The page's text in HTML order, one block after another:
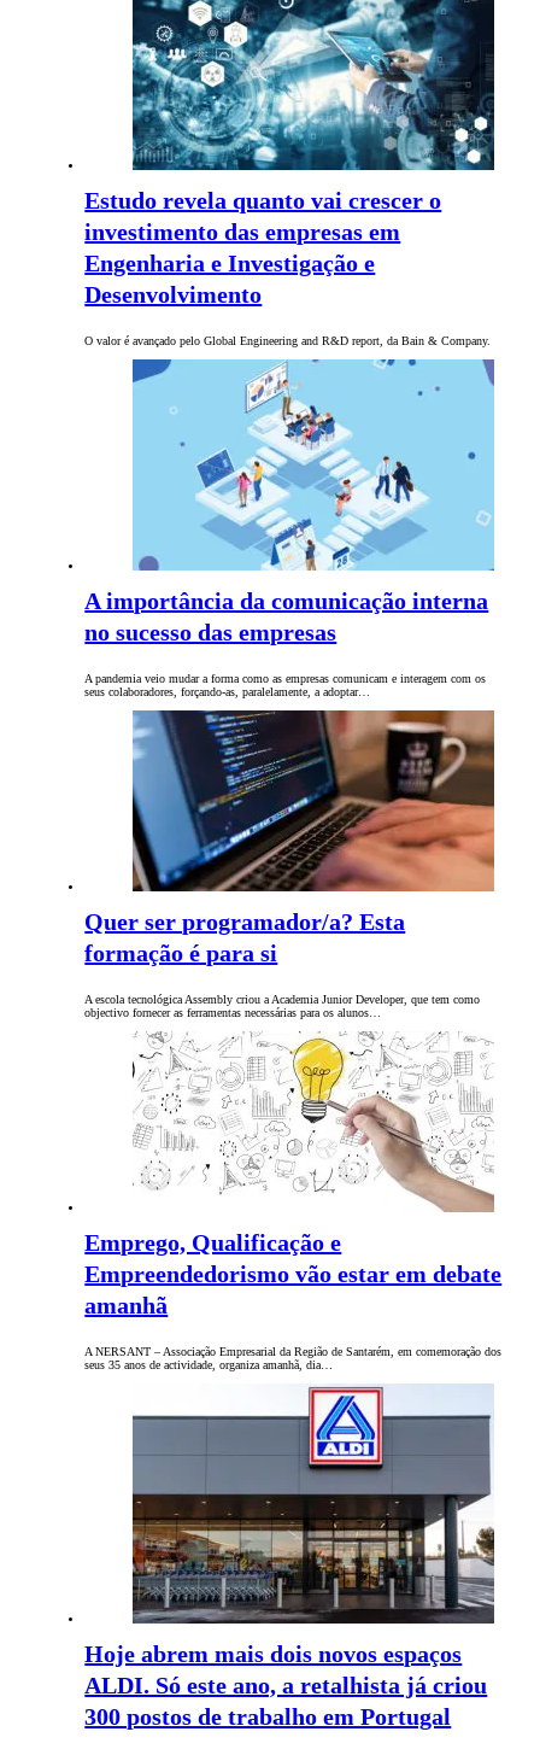
Estudo revela quanto vai crescer o
investimento das empresas em
Engenharia e Investigação e
Desenvolvimento
O valor é avançado pelo Global Engineering and R&D report, da Bain & Company.
A importância da comunicação interna
no sucesso das empresas
A pandemia veio mudar a forma como as empresas comunicam e interagem com os
seus colaboradores, forçando-as, paralelamente, a adoptar…
Quer ser programador/a? Esta
formação é para si
A escola tecnológica Assembly criou a Academia Junior Developer, que tem como
objectivo fornecer as ferramentas necessárias para os alunos…
Emprego, Qualificação e
Empreendedorismo vão estar em debate
amanhã
A NERSANT – Associação Empresarial da Região de Santarém, em comemoração dos
seus 35 anos de actividade, organiza amanhã, dia…
Hoje abrem mais dois novos espaços
ALDI. Só este ano, a retalhista já criou
300 postos de trabalho em Portugal